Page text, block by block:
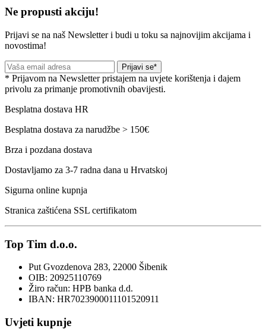
Ne propusti akciju!
Prijavi se na naš Newsletter i budi u toku sa najnovijim akcijama i
novostima!
Prijavi se*
* Prijavom na Newsletter pristajem na uvjete korištenja i dajem
privolu za primanje promotivnih obavijesti.
Besplatna dostava HR
Besplatna dostava za narudžbe > 150€
Brza i pozdana dostava
Dostavljamo za 3-7 radna dana u Hrvatskoj
Sigurna online kupnja
Stranica zaštićena SSL certifikatom
Top Tim d.o.o.
Put Gvozdenova 283, 22000 Šibenik
OIB: 20925110769
Žiro račun: HPB banka d.d.
IBAN: HR7023900011101520911
Uvjeti kupnje